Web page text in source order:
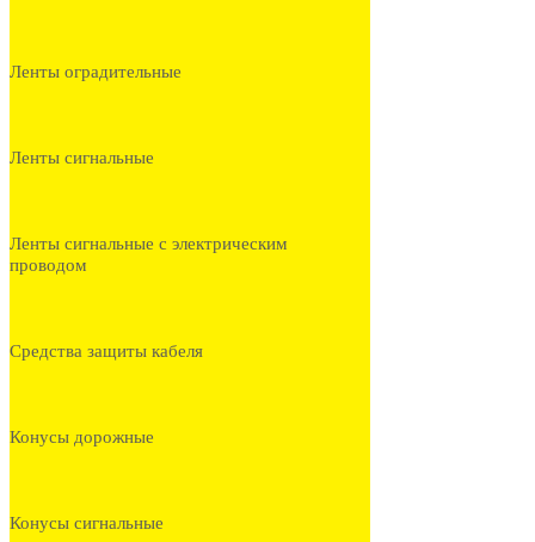
Ленты оградительные
Ленты сигнальные
Ленты сигнальные с электрическим
проводом
Средства защиты кабеля
Конусы дорожные
Конусы сигнальные